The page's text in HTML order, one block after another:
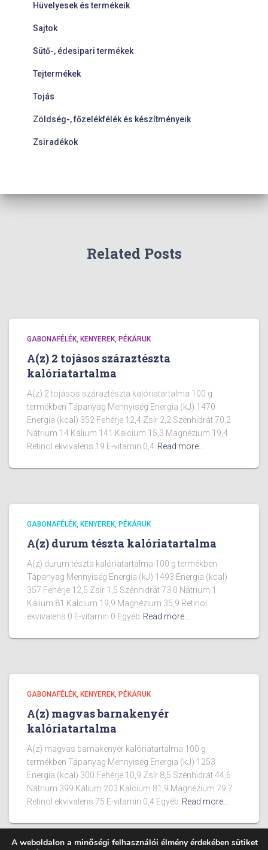
Hüvelyesek és termékeik
Sajtok
Sütő-, édesipari termékek
Tejtermékek
Tojás
Zöldség-, főzelékfélék és készítményeik
Zsiradékok
Related Posts
GABONAFÉLÉK, KENYEREK, PÉKÁRUK
A(z) 2 tojásos száraztészta
kalóriatartalma
A(z) 2 tojásos száraztészta kalóriatartalma 100 g
termékben Tápanyag Mennyiség Energia (kJ) 1470
Energia (kcal) 352 Fehérje 12,4 Zsír 2,2 Szénhidrát 70,2
Nátrium 14 Kálium 141 Kalcium 15,3 Magnézium 19,4
Retinol ekvivalens 19 E-vitamin 0,4 Read more…
GABONAFÉLÉK, KENYEREK, PÉKÁRUK
A(z) durum tészta kalóriatartalma
A(z) durum tészta kalóriatartalma 100 g termékben
Tápanyag Mennyiség Energia (kJ) 1493 Energia (kcal)
357 Fehérje 12,5 Zsír 1,5 Szénhidrát 73,0 Nátrium 1
Kálium 81 Kalcium 19,9 Magnézium 35,9 Retinol
ekvivalens 0 E-vitamin 0 Egyéb Read more…
GABONAFÉLÉK, KENYEREK, PÉKÁRUK
A(z) magvas barnakenyér
kalóriatartalma
A(z) magvas barnakenyér kalóriatartalma 100 g
termékben Tápanyag Mennyiség Energia (kJ) 1253
Energia (kcal) 300 Fehérje 10,9 Zsír 8,5 Szénhidrát 44,6
Nátrium 399 Kálium 203 Kalcium 81,9 Magnézium 79,7
Retinol ekvivalens 75 E-vitamin 0,4 Egyéb Read more…
A weboldalon a minőségi felhasználói élmény érdekében sütiket